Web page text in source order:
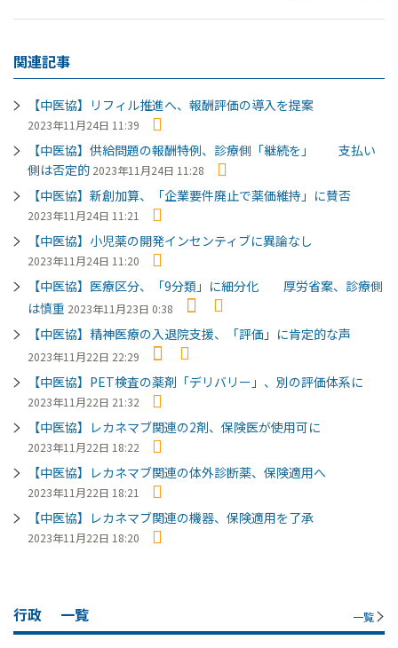
関連記事
【中医協】リフィル推進へ、報酬評価の導入を提案
2023年11月24日 11:39
【中医協】供給問題の報酬特例、診療側「継続を」 支払い
側は否定的 2023年11月24日 11:28
【中医協】新創加算、「企業要件廃止で薬価維持」に賛否
2023年11月24日 11:21
【中医協】小児薬の開発インセンティブに異論なし
2023年11月24日 11:20
【中医協】医療区分、「9分類」に細分化 厚労省案、診療側
は慎重 2023年11月23日 0:38
【中医協】精神医療の入退院支援、「評価」に肯定的な声
2023年11月22日 22:29
【中医協】PET検査の薬剤「デリバリー」、別の評価体系に
2023年11月22日 21:32
【中医協】レカネマブ関連の2剤、保険医が使用可に
2023年11月22日 18:22
【中医協】レカネマブ関連の体外診断薬、保険適用へ
2023年11月22日 18:21
【中医協】レカネマブ関連の機器、保険適用を了承
2023年11月22日 18:20
行政 一覧 一覧